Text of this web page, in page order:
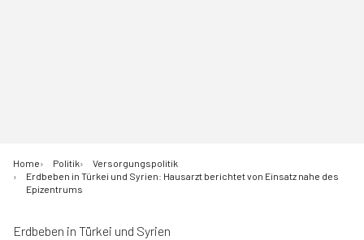
Home Politik
Versorgungspolitik
Erdbeben in Türkei und Syrien: Hausarzt berichtet von Einsatz nahe des
Epizentrums
Erdbeben in Türkei und Syrien